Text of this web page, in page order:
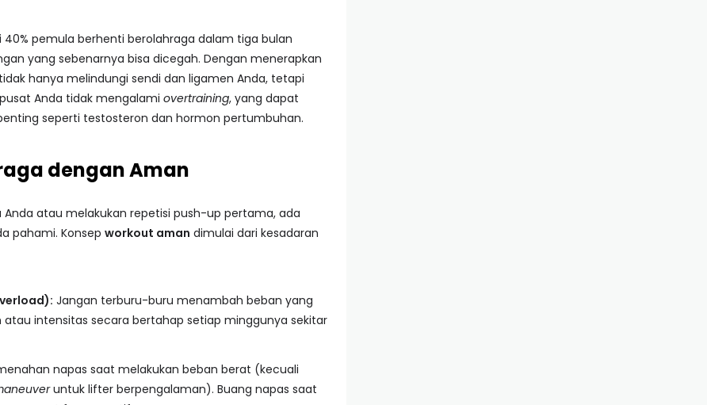
pemula berhenti berolahraga dalam tiga bulan
yang sebenarnya bisa dicegah. Dengan menerapkan
hanya melindungi sendi dan ligamen Anda, tetapi
Anda tidak mengalami overtraining, yang dapat
seperti testosteron dan hormon pertumbuhan.
dengan Aman
atau melakukan repetisi push-up pertama, ada
pahami. Konsep workout aman dimulai dari kesadaran
Jangan terburu-buru menambah beban yang
intensitas secara bertahap setiap minggunya sekitar
napas saat melakukan beban berat (kecuali
untuk lifter berpengalaman). Buang napas saat